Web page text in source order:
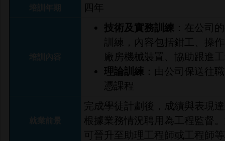
四年
技術及實務訓練 ：在公司
訓練，內容包括鉗工、操
廠房機械裝置、協助跟進
理論訓練 ：由公司保送往
憑課程
完成學徒計劃後，成績與表現
根據業務情況聘用為工程監督
可晉升至助理工程師或工程師